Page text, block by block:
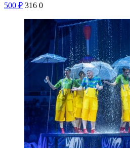
500 ₽ 316 0